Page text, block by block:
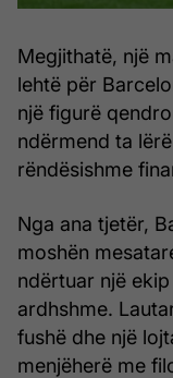
Megjithatë, një
lehtë për
një figurë
ndërmend ta
rëndësishme
Nga ana tjetër,
moshën
ndërtuar një
ardhshme.
fushë dhe një
menjëherë me